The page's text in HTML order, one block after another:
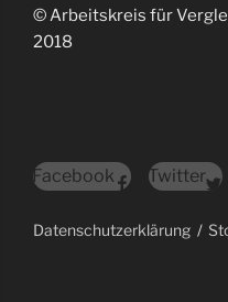
© Arbeitskreis für
2018
Facebook Twitter
Datenschutzerklärung